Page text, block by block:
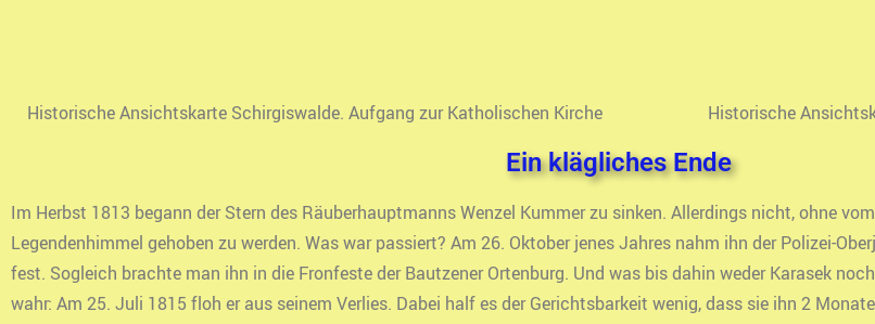
Historische Ansichtskarte Schirgiswalde. Aufgang zur Katholischen Kirche Historische
Ein klägliches Ende
Im Herbst 1813 begann der Stern des Räuberhauptmanns Wenzel Kummer zu sinken. Allerdings nicht, ohne
Legendenhimmel gehoben zu werden. Was war passiert? Am 26. Oktober jenes Jahres nahm ihn der Polizei-
fest. Sogleich brachte man ihn in die Fronfeste der Bautzener Ortenburg. Und was bis dahin weder Karasek
wahr: Am 25. Juli 1815 floh er aus seinem Verlies. Dabei half es der Gerichtsbarkeit wenig, dass sie ihn 2